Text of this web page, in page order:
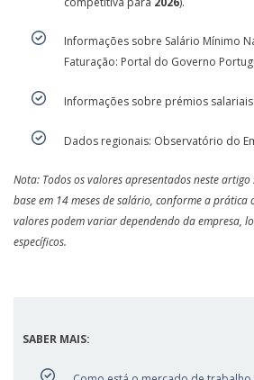
Informações sobre Salário Mínimo
Faturação: Portal do Governo
Informações sobre prémios salariais:
Dados regionais: Observatório do
Nota: Todos os valores apresentados neste
base em 14 meses de salário, conforme a prática
valores podem variar dependendo da empresa,
específicos.
SABER MAIS: